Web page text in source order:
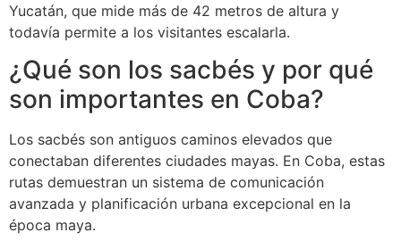
Yucatán, que mide más de 42 metros de altura y
todavía permite a los visitantes escalarla.
¿Qué son los sacbés y por qué
son importantes en Coba?
Los sacbés son antiguos caminos elevados que
conectaban diferentes ciudades mayas. En Coba, estas
rutas demuestran un sistema de comunicación
avanzada y planificación urbana excepcional en la
época maya.